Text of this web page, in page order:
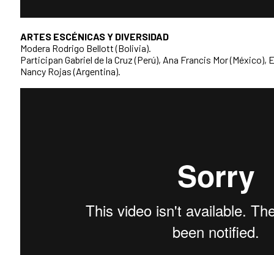
ARTES ESCÉNICAS Y DIVERSIDAD
Modera Rodrigo Bellott (Bolivia).
Participan Gabriel de la Cruz (Perú), Ana Francis Mor (México),
Nancy Rojas (Argentina).